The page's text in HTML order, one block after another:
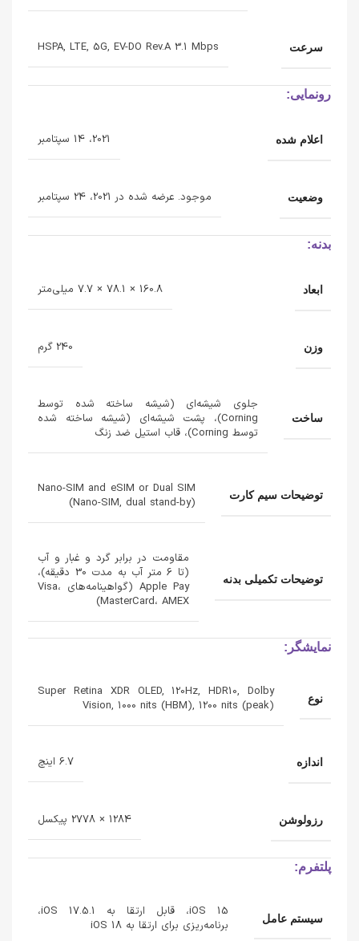
سرعت HSPA, LTE, 5G, EV-DO Rev.A 3.1 Mbps
رونمایی:
اعلام شده 2021، 14 سپتامبر
وضعیت موجود. عرضه شده در 2021، 24 سپتامبر
بدنه:
ابعاد 160.8 × 78.1 × 7.7 میلی‌متر
وزن 240 گرم
ساخت
جلوی شیشه‌ای (شیشه ساخته شده توسط
Corning)، پشت شیشه‌ای (شیشه ساخته شده
توسط Corning)، قاب استیل ضد زنگ
توضیحات سیم کارت
Nano-SIM and eSIM or Dual SIM
(Nano-SIM, dual stand-by)
توضیحات تکمیلی بدنه
مقاومت در برابر گرد و غبار و آب
(تا 6 متر آب به مدت 30 دقیقه)،
Apple Pay (گواهینامه‌های Visa،
MasterCard، AMEX)
نمایشگر:
نوع
Super Retina XDR OLED, 120Hz, HDR10, Dolby
Vision, 1000 nits (HBM), 1200 nits (peak)
اندازه 6.7 اینچ
رزولوشن 1284 × 2778 پیکسل
پلتفرم:
سیستم عامل
iOS 15، قابل ارتقا به iOS 17.5.1،
برنامه‌ریزی برای ارتقا به iOS 18